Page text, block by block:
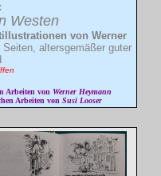
Westen
von Werner
Seiten, altersgemäßer guter
Arbeiten von Werner Heymann
Arbeiten von Susi Looser